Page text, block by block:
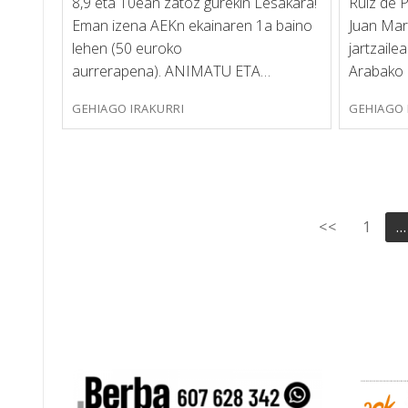
Eman izena AEKn ekainaren 1a baino
lehen (50 euroko
aurrerapena). ANIMATU ETA…
GEHIAGO IRAKURRI
Juan
Arabako
GEHIAGO
<< 1 …